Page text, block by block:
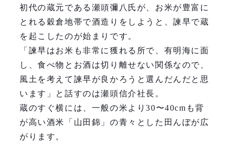
初代の蔵元である瀬頭彌八氏が、お米が豊富に
とれる穀倉地帯で酒造りをしようと、諫早で蔵
を起こしたのが始まりです。
「諫早はお米も非常に獲れる所で、有明海に面
し、食べ物とお酒は切り離せない関係なので、
風土を考えて諫早が良かろうと選んだんだと思
います」と話すのは瀬頭信介社長。
蔵のすぐ横には、一般の米より30〜40cmも背
が高い酒米「山田錦」の青々とした田んぼが広
がります。